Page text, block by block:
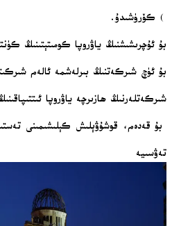
) كۆرۈشىدۇ.
بۇ ئۇچرىشىشنىڭ ياۋروپا كومىتېتىنىڭ
بۇ ئۈچ شىركەتنىڭ بىرلەشمە ئالەم
شىركەتلەرنىڭ ھازىرچە ياۋروپا
بۇ قەدەم، قوشۇۋېلىش كېلىشىمىنى
تەۋسىيە